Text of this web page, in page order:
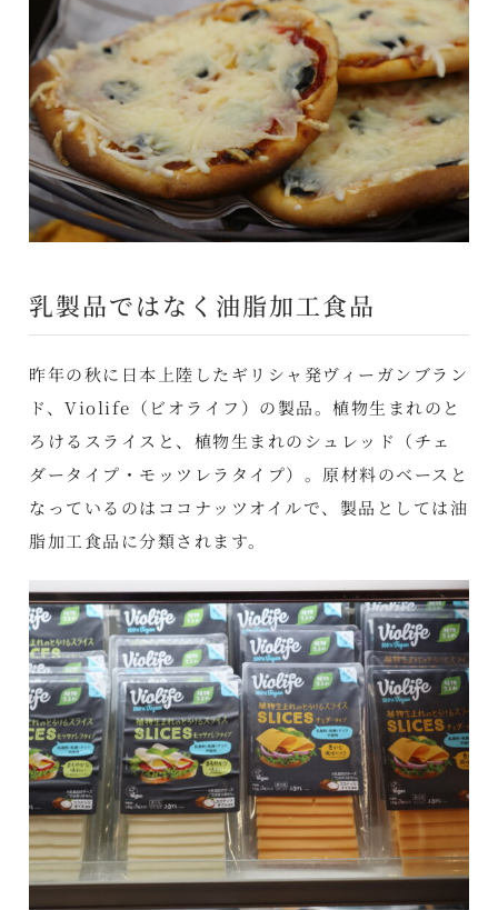
乳製品ではなく油脂加工食品
昨年の秋に日本上陸したギリシャ発ヴィーガンブラン
ド、Violife（ビオライフ）の製品。植物生まれのと
ろけるスライスと、植物生まれのシュレッド（チェ
ダータイプ・モッツレラタイプ）。原材料のベースと
なっているのはココナッツオイルで、製品としては油
脂加工食品に分類されます。